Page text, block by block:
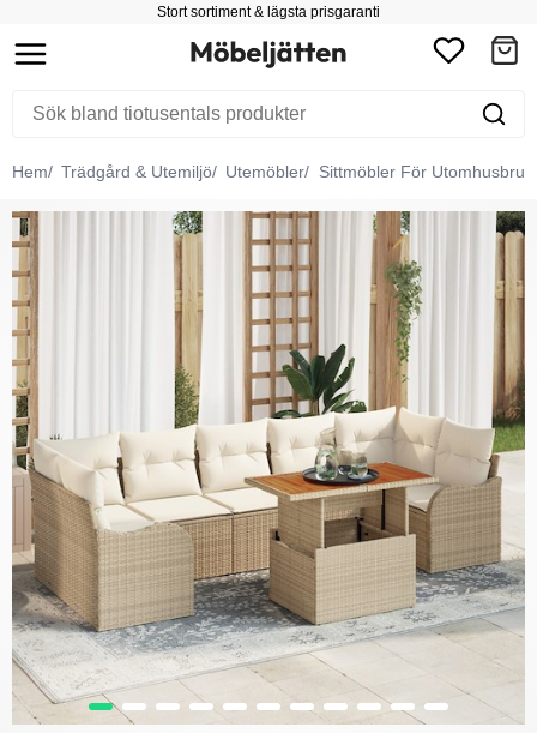
Stort sortiment & lägsta prisgaranti
Hem Trädgård & Utemiljö Utemöbler Sittmöbler För Utomhusbruk